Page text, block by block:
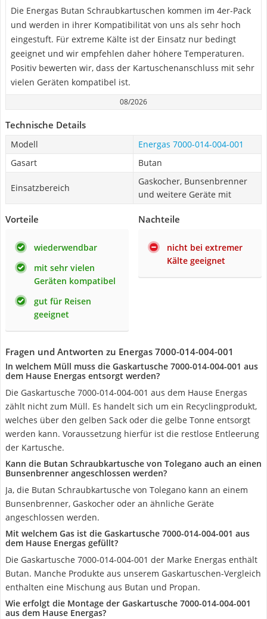
Die Energas Butan Schraubkartuschen kommen im 4er-Pack
und werden in ihrer Kompatibilität von uns als sehr hoch
eingestuft. Für extreme Kälte ist der Einsatz nur bedingt
geeignet und wir empfehlen daher höhere Temperaturen.
Positiv bewerten wir, dass der Kartuschenanschluss mit sehr
vielen Geräten kompatibel ist.
08/2026
Technische Details
Modell
Energas 7000-014-004-001
Gasart
Butan
Einsatzbereich
Gaskocher, Bunsenbrenner
und weitere Geräte mit
Vorteile
wiederwendbar
mit sehr vielen
Geräten kompatibel
gut für Reisen
geeignet
Nachteile
nicht bei extremer
Kälte geeignet
Fragen und Antworten zu Energas 7000-014-004-001
In welchem Müll muss die Gaskartusche 7000-014-004-001 aus
dem Hause Energas entsorgt werden?
Die Gaskartusche 7000-014-004-001 aus dem Hause Energas
zählt nicht zum Müll. Es handelt sich um ein Recyclingprodukt,
welches über den gelben Sack oder die gelbe Tonne entsorgt
werden kann. Voraussetzung hierfür ist die restlose Entleerung
der Kartusche.
Kann die Butan Schraubkartusche von Tolegano auch an einen
Bunsenbrenner angeschlossen werden?
Ja, die Butan Schraubkartusche von Tolegano kann an einem
Bunsenbrenner, Gaskocher oder an ähnliche Geräte
angeschlossen werden.
Mit welchem Gas ist die Gaskartusche 7000-014-004-001 aus
dem Hause Energas gefüllt?
Die Gaskartusche 7000-014-004-001 der Marke Energas enthält
Butan. Manche Produkte aus unserem Gaskartuschen-Vergleich
enthalten eine Mischung aus Butan und Propan.
Wie erfolgt die Montage der Gaskartusche 7000-014-004-001
aus dem Hause Energas?